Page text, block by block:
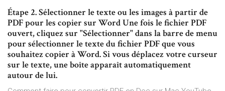
Étape 2. Sélectionner le texte ou les images à partir de
PDF pour les copier sur Word Une fois le fichier PDF
ouvert, cliquez sur "Sélectionner" dans la barre de menu
pour sélectionner le texte du fichier PDF que vous
souhaitez copier à Word. Si vous déplacez votre curseur
sur le texte, une boîte apparaît automatiquement
autour de lui.